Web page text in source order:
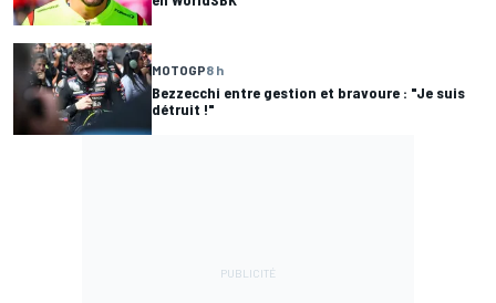
MOTOGP8 h
Bezzecchi entre gestion et bravoure : "Je suis
détruit !"